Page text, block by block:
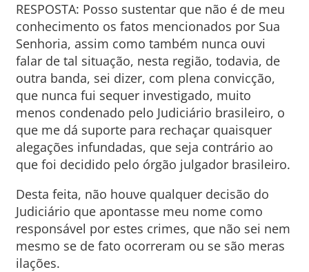
RESPOSTA: Posso sustentar que não é de meu
conhecimento os fatos mencionados por Sua
Senhoria, assim como também nunca ouvi
falar de tal situação, nesta região, todavia, de
outra banda, sei dizer, com plena convicção,
que nunca fui sequer investigado, muito
menos condenado pelo Judiciário brasileiro, o
que me dá suporte para rechaçar quaisquer
alegações infundadas, que seja contrário ao
que foi decidido pelo órgão julgador brasileiro.
Desta feita, não houve qualquer decisão do
Judiciário que apontasse meu nome como
responsável por estes crimes, que não sei nem
mesmo se de fato ocorreram ou se são meras
ilações.